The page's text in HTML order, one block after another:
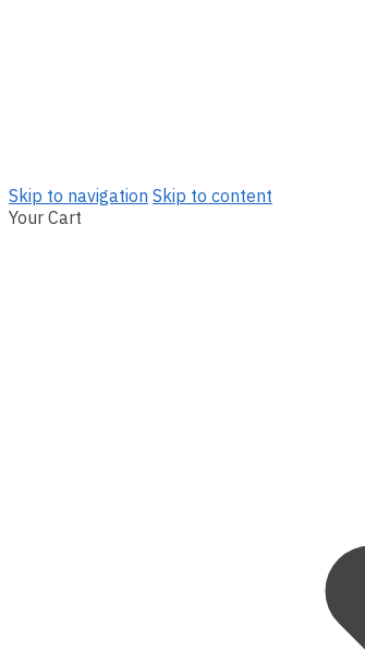
Skip to navigation Skip to content
Your Cart